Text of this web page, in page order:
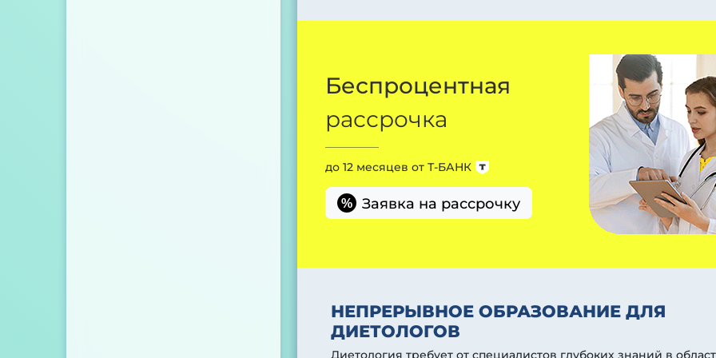
Беспроцентная
рассрочка
до 12 месяцев от Т-БАНК
% Заявка на рассрочку
НЕПРЕРЫВНОЕ ОБРАЗОВАНИЕ ДЛЯ
ДИЕТОЛОГОВ
Диетология требует от специалистов глубоких знаний в